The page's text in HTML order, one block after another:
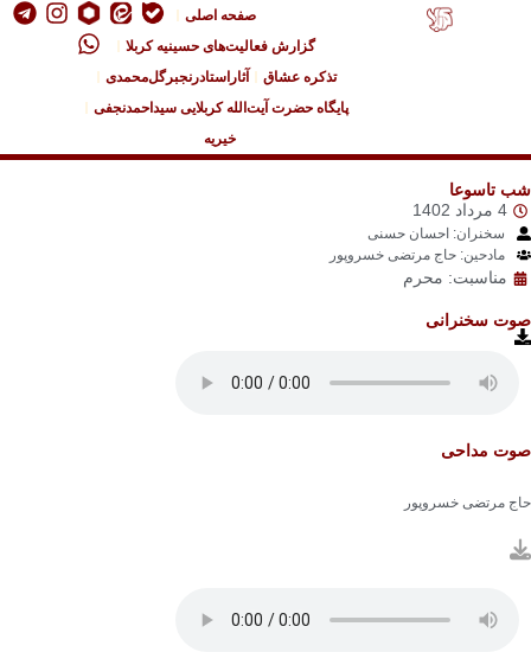
صفحه اصلی
گزارش فعالیت‌های حسینیه کربلا
تذکره عشاق
آثاراستادرنجبرگل‌محمدی
پایگاه حضرت آیت‌الله کربلایی سیداحمدنجفی
خیریه
تاسوعا
4 مرداد 1402
سخنران: احسان حسنی
مادحین: حاج مرتضی خسروپور
مناسبت: محرم
سخنرانی
مداحی
مرتضی خسروپور